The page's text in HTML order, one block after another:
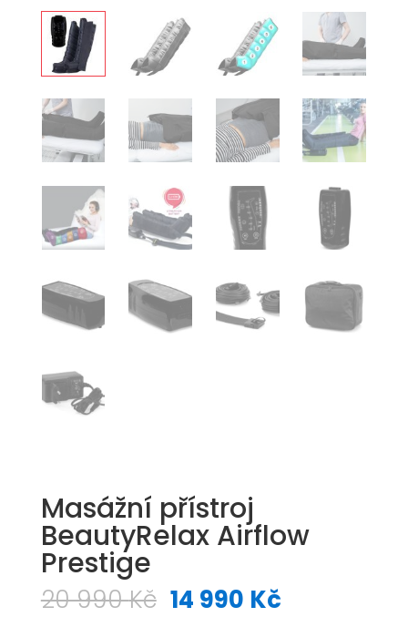
Masážní přístroj
BeautyRelax Airflow
Prestige
20 990Kč Původní
14 990 KčAktuální